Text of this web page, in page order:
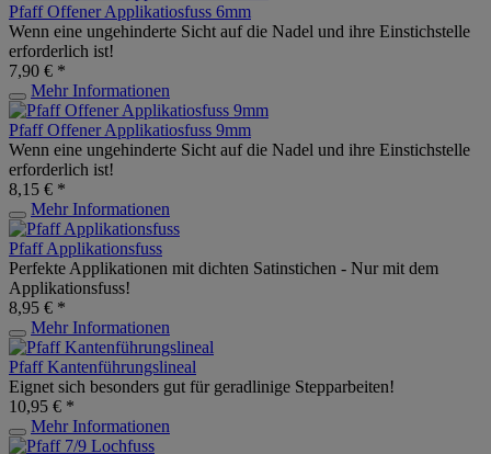
Pfaff Offener Applikatiosfuss 6mm
Wenn eine ungehinderte Sicht auf die Nadel und ihre Einstichstelle
erforderlich ist!
7,90 € *
Mehr Informationen
Pfaff Offener Applikatiosfuss 9mm
Wenn eine ungehinderte Sicht auf die Nadel und ihre Einstichstelle
erforderlich ist!
8,15 € *
Mehr Informationen
Pfaff Applikationsfuss
Perfekte Applikationen mit dichten Satinstichen - Nur mit dem
Applikationsfuss!
8,95 € *
Mehr Informationen
Pfaff Kantenführungslineal
Eignet sich besonders gut für geradlinige Stepparbeiten!
10,95 € *
Mehr Informationen